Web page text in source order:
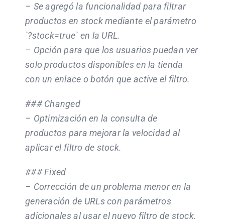
– Se agregó la funcionalidad para filtrar
productos en stock mediante el parámetro
`?stock=true` en la URL.
– Opción para que los usuarios puedan ver
solo productos disponibles en la tienda
con un enlace o botón que active el filtro.
### Changed
– Optimización en la consulta de
productos para mejorar la velocidad al
aplicar el filtro de stock.
### Fixed
– Corrección de un problema menor en la
generación de URLs con parámetros
adicionales al usar el nuevo filtro de stock.